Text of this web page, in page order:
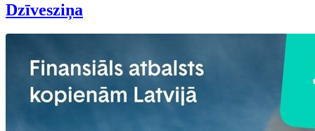
Dzīvesziņa